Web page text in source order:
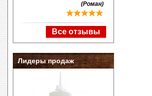
(Роман)
Все отзывы
Лидеры продаж